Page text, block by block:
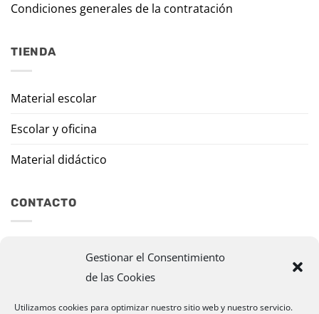
Gestionar el Consentimiento
de las Cookies
Utilizamos cookies para optimizar nuestro sitio web y nuestro servicio.
Condiciones generales de la contratación
TIENDA
Material escolar
Escolar y oficina
Material didáctico
CONTACTO
murazpi@murazpi.com
948 234 436 – 623 195 518